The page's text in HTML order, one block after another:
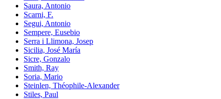
Saura, Antonio
Scarni, F.
Segui, Antonio
Sempere, Eusebio
Serra i Llimona, Josep
Sicilia, José María
Sicre, Gonzalo
Smith, Ray
Soria, Mario
Steinlen, Théophile-Alexander
Stiles, Paul